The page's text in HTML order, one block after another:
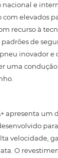
e
elevados
recurso à
de
inovador e
uma
apresenta um
velocidade,
O